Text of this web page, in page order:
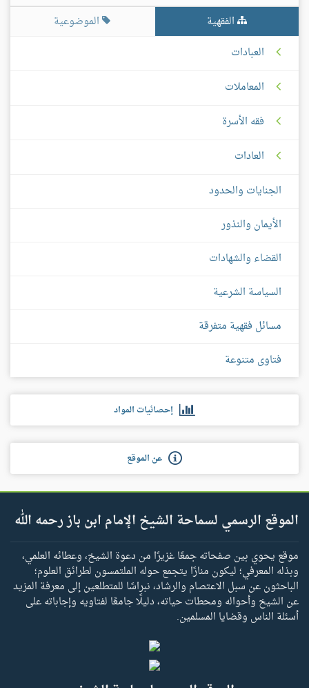
الفقهية
الموضوعية
العبادات
المعاملات
فقه الأسرة
العادات
الجنايات والحدود
الأيمان والنذور
القضاء والشهادات
السياسة الشرعية
مسائل فقهية متفرقة
فتاوى متنوعة
إحصائيات المواد
عن الموقع
الموقع الرسمي لسماحة الشيخ الإمام ابن باز رحمه الله
موقع يحوي بين صفحاته جمعًا غزيرًا من دعوة الشيخ، وعطائه العلمي،
وبذله المعرفي؛ ليكون منارًا يتجمع حوله الملتمسون لطرائق العلوم؛
الباحثون عن سبل الاعتصام والرشاد، نبراسًا للمتطلعين إلى معرفة المزيد
عن الشيخ وأحواله ومحطات حياته، دليلًا جامعًا لفتاويه وإجاباته على
أسئلة الناس وقضايا المسلمين.